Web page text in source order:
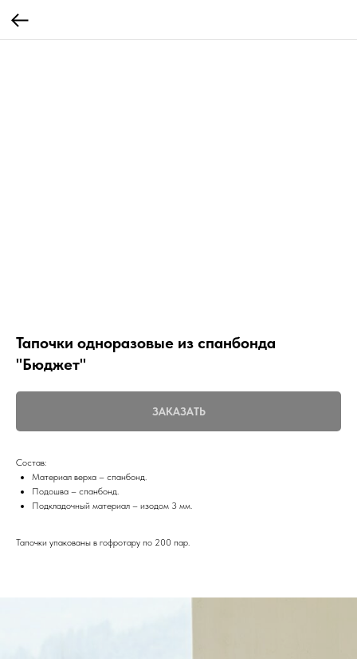
Тапочки одноразовые из спанбонда
"Бюджет"
ЗАКАЗАТЬ
Состав:
Материал верха – спанбонд.
Подошва – спанбонд.
Подкладочный материал – изодом 3 мм.
Тапочки упакованы в гофротару по 200 пар.